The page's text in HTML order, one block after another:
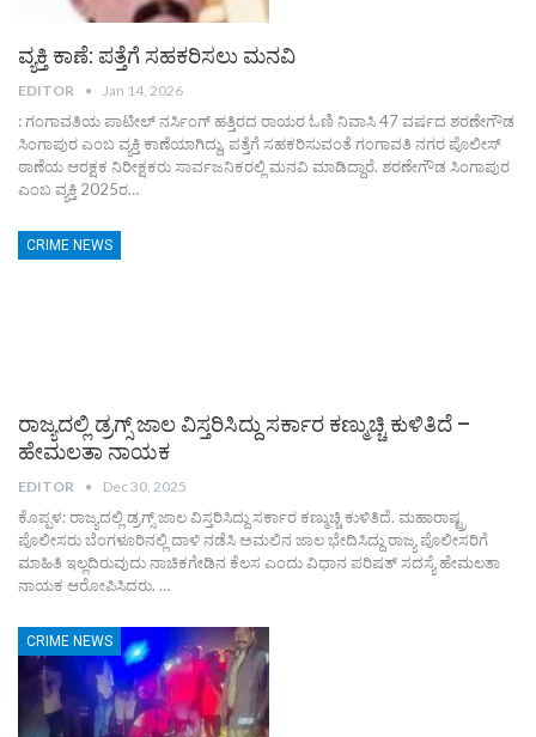
ವ್ಯಕ್ತಿ ಕಾಣೆ: ಪತ್ತೆಗೆ ಸಹಕರಿಸಲು ಮನವಿ
EDITOR Jan 14, 2026
: ಗಂಗಾವತಿಯ ಪಾಟೀಲ್ ನರ್ಸಿಂಗ್ ಹತ್ತಿರದ ರಾಯರ ಓಣಿ ನಿವಾಸಿ 47 ವರ್ಷದ ಶರಣೇಗೌಡ
ಸಿಂಗಾಪುರ ಎಂಬ ವ್ಯಕ್ತಿ ಕಾಣೆಯಾಗಿದ್ದು, ಪತ್ತೆಗೆ ಸಹಕರಿಸುವಂತೆ ಗಂಗಾವತಿ ನಗರ ಪೊಲೀಸ್
ಠಾಣೆಯ ಆರಕ್ಷಕ ನಿರೀಕ್ಷಕರು ಸಾರ್ವಜನಿಕರಲ್ಲಿ ಮನವಿ ಮಾಡಿದ್ದಾರೆ. ಶರಣೇಗೌಡ ಸಿಂಗಾಪುರ
ಎಂಬ ವ್ಯಕ್ತಿ 2025ರ…
CRIME NEWS
ರಾಜ್ಯದಲ್ಲಿ ಡ್ರಗ್ಸ್ ಜಾಲ ವಿಸ್ತರಿಸಿದ್ದು ಸರ್ಕಾರ ಕಣ್ಮುಚ್ಚಿ ಕುಳಿತಿದೆ –
ಹೇಮಲತಾ ನಾಯಕ
EDITOR Dec 30, 2025
ಕೊಪ್ಪಳ: ರಾಜ್ಯದಲ್ಲಿ ಡ್ರಗ್ಸ್ ಜಾಲ ವಿಸ್ತರಿಸಿದ್ದು ಸರ್ಕಾರ ಕಣ್ಮುಚ್ಚಿ ಕುಳಿತಿದೆ. ಮಹಾರಾಷ್ಟ್ರ
ಪೊಲೀಸರು ಬೆಂಗಳೂರಿನಲ್ಲಿ ದಾಳಿ ನಡೆಸಿ ಅಮಲಿನ ಜಾಲ ಭೇದಿಸಿದ್ದು ರಾಜ್ಯ ಪೊಲೀಸರಿಗೆ
ಮಾಹಿತಿ ಇಲ್ಲದಿರುವುದು ನಾಚಿಕಗೇಡಿನ ಕೆಲಸ ಎಂದು ವಿಧಾನ ಪರಿಷತ್ ಸದಸ್ಯೆ ಹೇಮಲತಾ
ನಾಯಕ ಆರೋಪಿಸಿದರು. …
CRIME NEWS